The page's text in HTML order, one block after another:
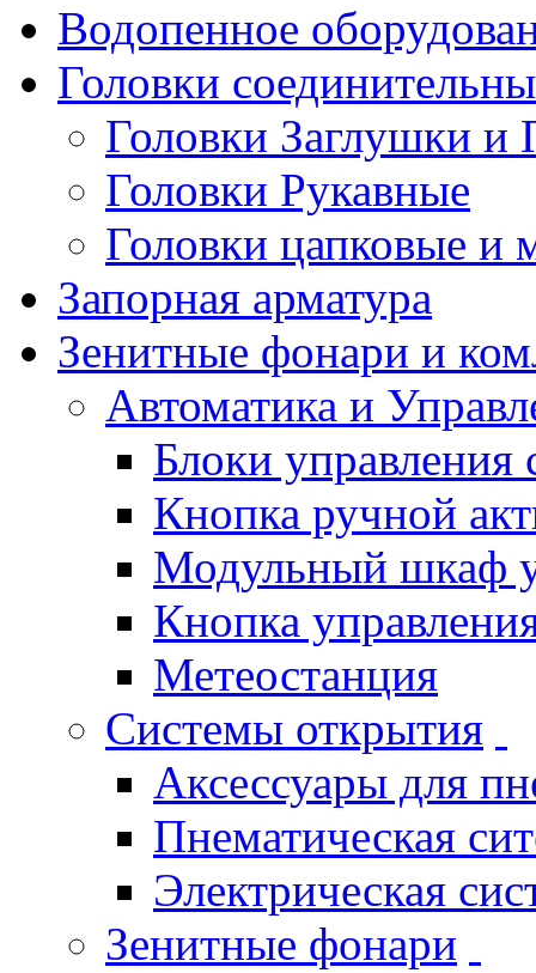
Водопенное
Головки
Головки Заглушки и
Головки Рукавные
Головки цапковые и
Запорная арматура
Зенитные фонари и
Автоматика и
Блоки
Кнопка ручной
Модульный шкаф
Кнопка
Метеостанция
Системы открытия
Аксессуары для
Пнематическая
Электрическая
Зенитные фонари